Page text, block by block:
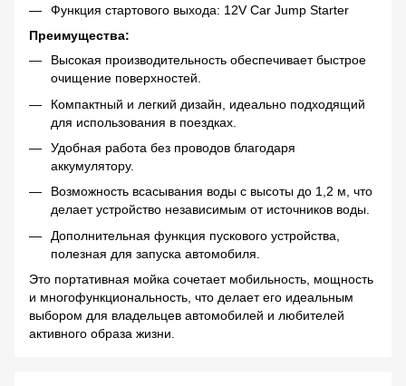
Функция стартового выхода: 12V Car Jump Starter
Преимущества:
Высокая производительность обеспечивает быстрое
очищение поверхностей.
Компактный и легкий дизайн, идеально подходящий
для использования в поездках.
Удобная работа без проводов благодаря
аккумулятору.
Возможность всасывания воды с высоты до 1,2 м, что
делает устройство независимым от источников воды.
Дополнительная функция пускового устройства,
полезная для запуска автомобиля.
Это портативная мойка сочетает мобильность, мощность
и многофункциональность, что делает его идеальным
выбором для владельцев автомобилей и любителей
активного образа жизни.